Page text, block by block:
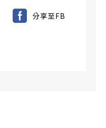
分享至FB